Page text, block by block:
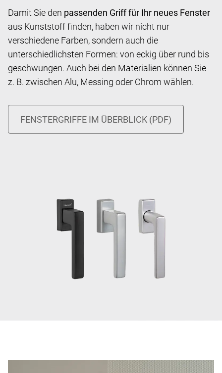
Damit Sie den passenden Griff für Ihr neues Fenster
aus Kunststoff finden, haben wir nicht nur
verschiedene Farben, sondern auch die
unterschiedlichsten Formen: von eckig über rund bis
geschwungen. Auch bei den Materialien können Sie
z. B. zwischen Alu, Messing oder Chrom wählen.